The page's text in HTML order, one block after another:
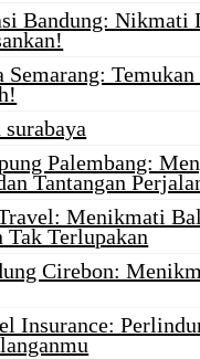
Bandung: Nikmati
Semarang: Temukan
Palembang:
Tantangan
Menikmati
Tak Terlupakan
Cirebon:
Insurance: